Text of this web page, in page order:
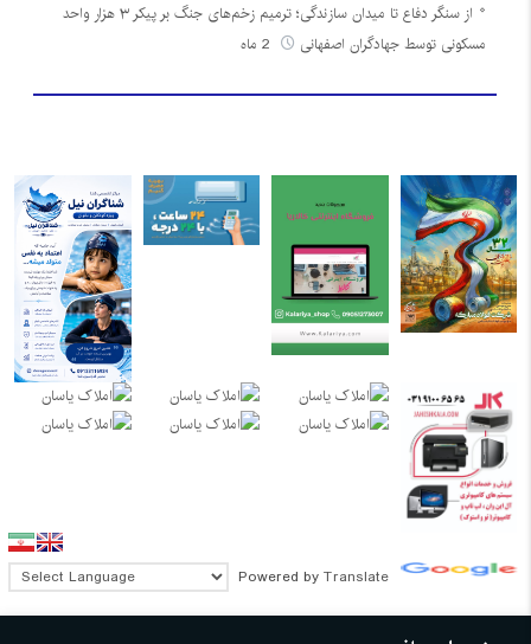
از سنگر دفاع تا میدان سازندگی؛ ترمیم زخم‌های جنگ بر پیکر ۳ هزار واحد
مسکونی توسط جهادگران اصفهانی
Powered by Translate